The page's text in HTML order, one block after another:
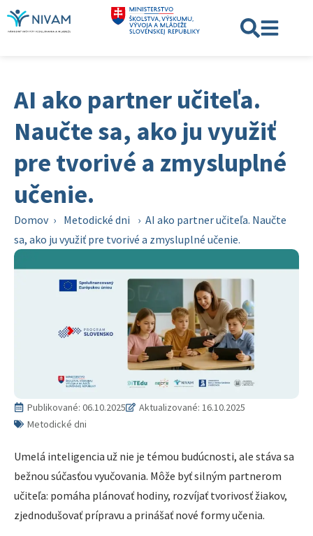
AI ako partner učiteľa.
Naučte sa, ako ju využiť
pre tvorivé a zmysluplné
učenie.
Domov › Metodické dni › AI ako partner učiteľa. Naučte
sa, ako ju využiť pre tvorivé a zmysluplné učenie.
Publikované: 06.10.2025
Aktualizované: 16.10.2025
Metodické dni
Umelá inteligencia už nie je témou budúcnosti, ale stáva sa
bežnou súčasťou vyučovania. Môže byť silným partnerom
učiteľa: pomáha plánovať hodiny, rozvíjať tvorivosť žiakov,
zjednodušovať prípravu a prinášať nové formy učenia.